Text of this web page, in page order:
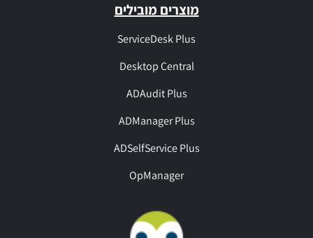
מוצרים מובילים
ServiceDesk Plus
Desktop Central
ADAudit Plus
ADManager Plus
ADSelfService Plus
OpManager